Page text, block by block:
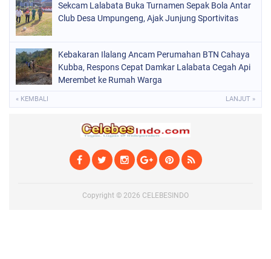
Sekcam Lalabata Buka Turnamen Sepak Bola Antar
Club Desa Umpungeng, Ajak Junjung Sportivitas
Kebakaran Ilalang Ancam Perumahan BTN Cahaya
Kubba, Respons Cepat Damkar Lalabata Cegah Api
Merembet ke Rumah Warga
« KEMBALI LANJUT »
Copyright © 2026 CELEBESINDO